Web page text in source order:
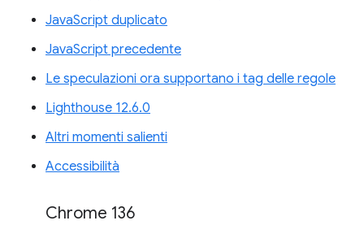
JavaScript duplicato
JavaScript precedente
Le speculazioni ora supportano i tag delle regole
Lighthouse 12.6.0
Altri momenti salienti
Accessibilità
Chrome 136